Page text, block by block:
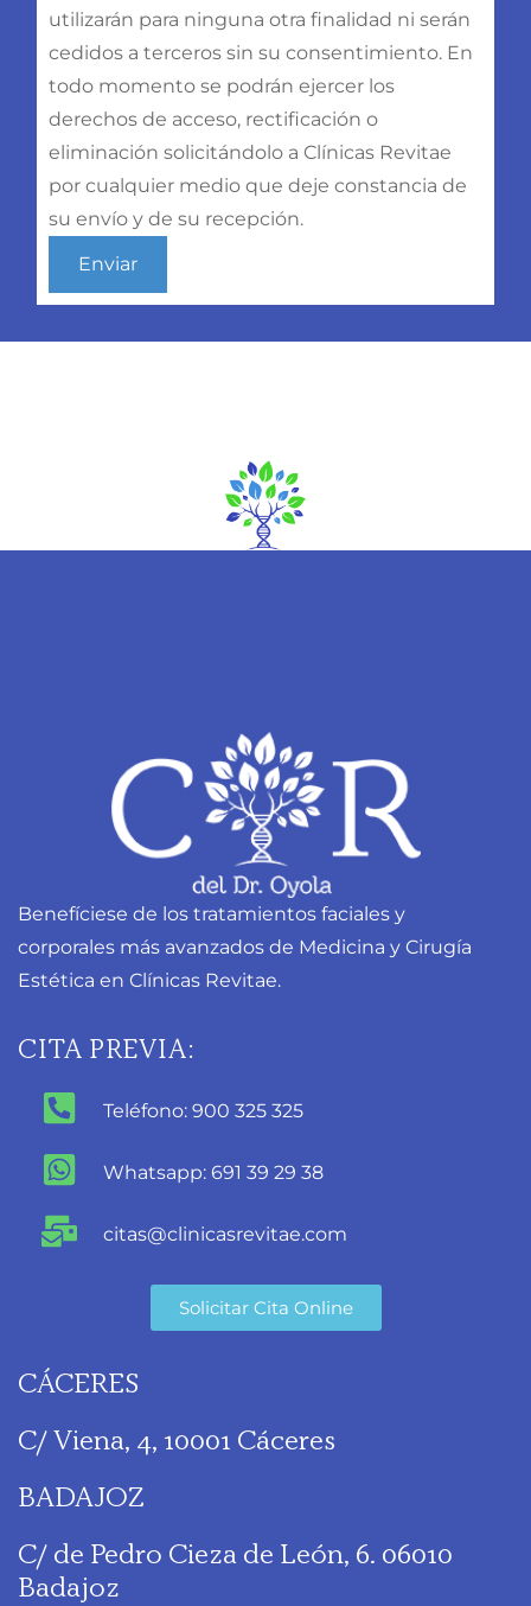
utilizarán para ninguna otra finalidad ni serán
cedidos a terceros sin su consentimiento. En
todo momento se podrán ejercer los
derechos de acceso, rectificación o
eliminación solicitándolo a Clínicas Revitae
por cualquier medio que deje constancia de
su envío y de su recepción.
Benefíciese de los tratamientos faciales y
corporales más avanzados de Medicina y Cirugía
Estética en Clínicas Revitae.
CITA PREVIA:
Teléfono: 900 325 325
Whatsapp: 691 39 29 38
citas@clinicasrevitae.com
Solicitar Cita Online
CÁCERES
C/ Viena, 4, 10001 Cáceres
BADAJOZ
C/ de Pedro Cieza de León, 6. 06010
Badajoz